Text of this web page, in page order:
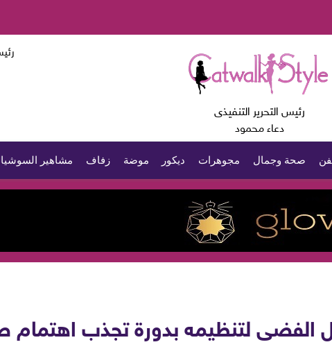
رئيس التحرير التنفيذى
دعاء محمود
صحة وجمال مجوهرات ديكور موضة زفاف مشاهير
الفضى لتنظيمه بدورة تجذب اهتمام